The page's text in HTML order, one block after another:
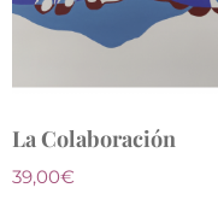
La Colaboración
39,00€